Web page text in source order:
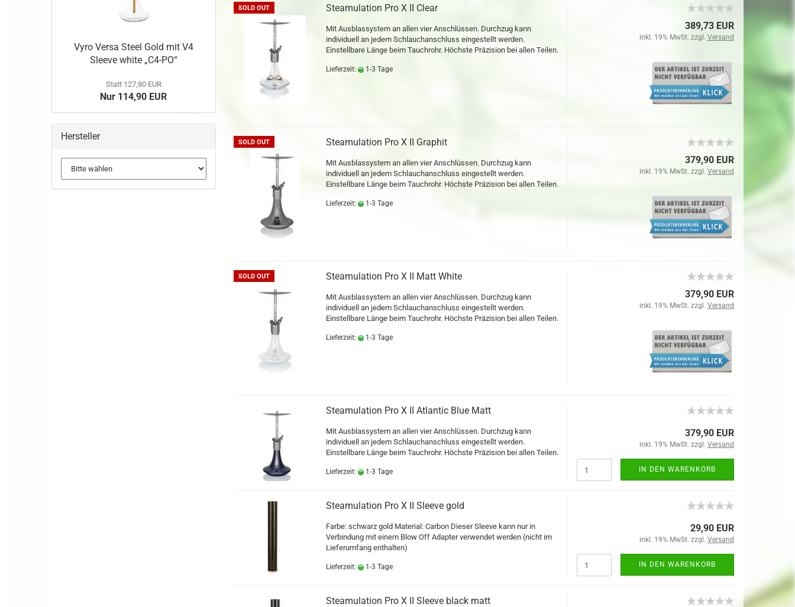
SOLD OUT Steamulation Pro X II Clear
Mit Ausblassystem an allen vier Anschlüssen. Durchzug kann
individuell an jedem Schlauchanschluss eingestellt werden.
Einstellbare Länge beim Tauchrohr. Höchste Präzision bei allen Teilen.
Lieferzeit: 1-3 Tage
389,73 EUR
inkl. 19% MwSt. zzgl. Versand
SOLD OUT Steamulation Pro X II Graphit
Mit Ausblassystem an allen vier Anschlüssen. Durchzug kann
individuell an jedem Schlauchanschluss eingestellt werden.
Einstellbare Länge beim Tauchrohr. Höchste Präzision bei allen Teilen.
Lieferzeit: 1-3 Tage
379,90 EUR
inkl. 19% MwSt. zzgl. Versand
SOLD OUT Steamulation Pro X II Matt White
Mit Ausblassystem an allen vier Anschlüssen. Durchzug kann
individuell an jedem Schlauchanschluss eingestellt werden.
Einstellbare Länge beim Tauchrohr. Höchste Präzision bei allen Teilen.
Lieferzeit: 1-3 Tage
379,90 EUR
inkl. 19% MwSt. zzgl. Versand
Steamulation Pro X II Atlantic Blue Matt
Mit Ausblassystem an allen vier Anschlüssen. Durchzug kann
individuell an jedem Schlauchanschluss eingestellt werden.
Einstellbare Länge beim Tauchrohr. Höchste Präzision bei allen Teilen.
Lieferzeit: 1-3 Tage
379,90 EUR
inkl. 19% MwSt. zzgl. Versand
IN DEN WARENKORB
Steamulation Pro X II Sleeve gold
Farbe: schwarz gold Material: Carbon Dieser Sleeve kann nur in
Verbindung mit einem Blow Off Adapter verwendet werden (nicht im
Lieferumfang enthalten)
Lieferzeit: 1-3 Tage
29,90 EUR
inkl. 19% MwSt. zzgl. Versand
IN DEN WARENKORB
Steamulation Pro X II Sleeve black matt
Vyro Versa Steel Gold mit V4
Sleeve white „C4-PO“
Statt 127,80 EUR
Nur 114,90 EUR
Hersteller